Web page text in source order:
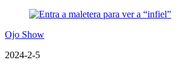
Ojo Show
2024-2-5